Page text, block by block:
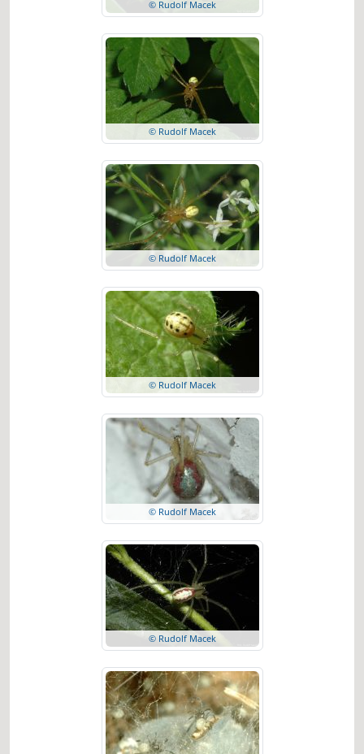
© Rudolf Macek
© Rudolf Macek
© Rudolf Macek
© Rudolf Macek
© Rudolf Macek
© Rudolf Macek